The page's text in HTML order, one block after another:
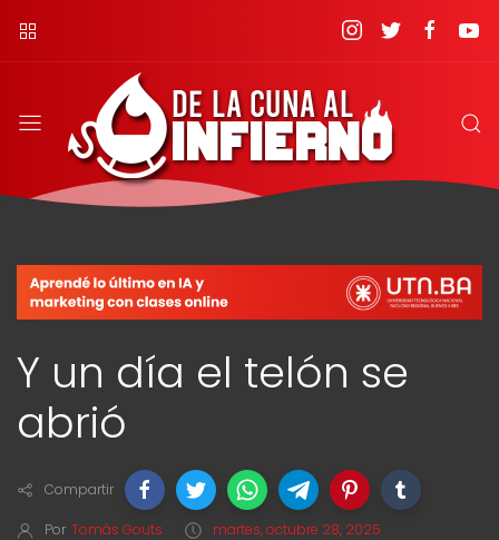
Y un día el telón se
abrió
Compartir
Por Tomás Gouts
martes, octubre 28, 2025